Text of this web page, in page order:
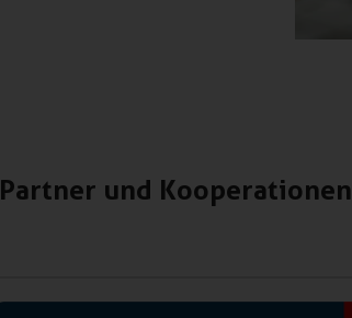
Partner und Kooperationen